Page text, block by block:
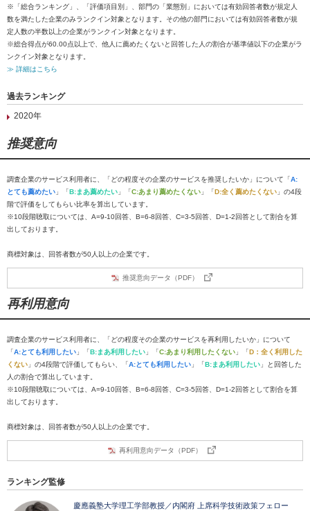
※「総合ランキング」、「評価項目別」、部門の「業態別」においては有効回答者数が規定人
数を満たした企業のみランクイン対象となります。その他の部門においては有効回答者数が規
定人数の半数以上の企業がランクイン対象となります。
※総合得点が60.00点以上で、他人に薦めたくないと回答した人の割合が基準値以下の企業がラ
ンクイン対象となります。
≫ 詳細はこちら
過去ランキング
2020年
推奨意向
調査企業のサービス利用者に、「どの程度その企業のサービスを推奨したいか」について「A:
とても薦めたい 」「B:まあ薦めたい 」「C:あまり薦めたくない 」「D:全く薦めたくない 」の4段
階で評価をしてもらい比率を算出しています。
※10段階聴取については、A=9-10回答、B=6-8回答、C=3-5回答、D=1-2回答として割合を算
出しております。
商標対象は、回答者数が50人以上の企業です。
推奨意向データ（PDF）
再利用意向
調査企業のサービス利用者に、「どの程度その企業のサービスを再利用したいか」について
「A:とても利用したい 」「B:まあ利用したい 」「C:あまり利用したくない 」「D：全く利用した
くない 」の4段階で評価してもらい、「A:とても利用したい 」「B:まあ利用したい 」と回答した
人の割合で算出しています。
※10段階聴取については、A=9-10回答、B=6-8回答、C=3-5回答、D=1-2回答として割合を算
出しております。
商標対象は、回答者数が50人以上の企業です。
再利用意向データ（PDF）
ランキング監修
慶應義塾大学理工学部教授／内閣府 上席科学技術政策フェロー